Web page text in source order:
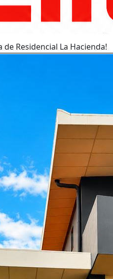
de Residencial La Hacienda!